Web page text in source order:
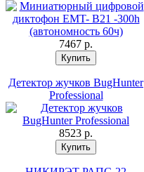
7467 p.
Детектор жучков BugHunter
Professional
8523 p.